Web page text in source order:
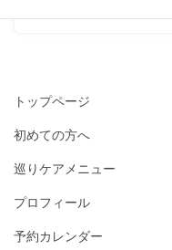
トップページ
初めての方へ
巡りケアメニュー
プロフィール
予約カレンダー